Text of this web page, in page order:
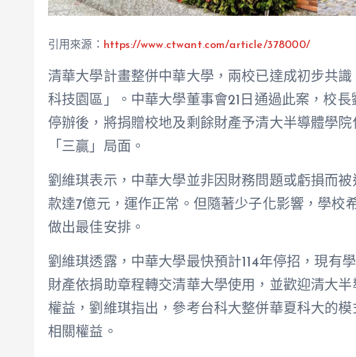
引用來源： https://www.ctwant.com/article/378000/
清華大學計畫整併中華大學，兩校已達成初步共
科技園區」。中華大學董事會21日通過此案，校
停辦後，將捐贈校地及剩餘財產予清大半導體學
「三贏」局面。
劉維琪表示，中華大學並非因財務問題或虧損而
款達7億元，運作正常。但隨著少子化影響，學校
做出最佳安排。
劉維琪透露，中華大學最快預計114年停招，現有
財產依捐助章程轉交清華大學使用，並歡迎清大
權益，劉維琪指出，參考台科大整併華夏科大的
相關權益。